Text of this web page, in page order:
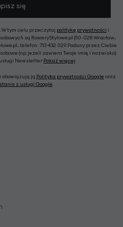
się
tym celu przeczytaj politykę prywatności i
są RoweryStylowe.pl (50-028 Wrocław,
telefon: 713 432 029. Podany przez Ciebie
(np. jeżeli zawiera Twoje imię i nazwisko).
Newsletter Pokaż więcej
obowiązują ją Polityka prywatności Google oraz
z usługi Google.